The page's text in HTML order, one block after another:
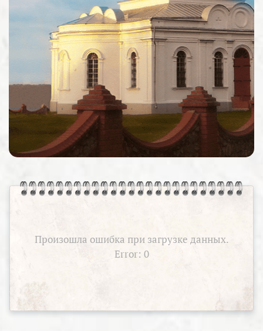
Произошла ошибка при загрузке данных.
Error: 0